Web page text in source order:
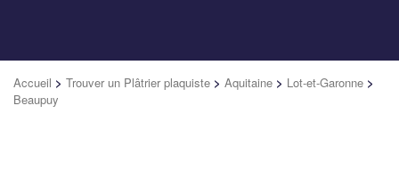
Accueil > Trouver un Plâtrier plaquiste > Aquitaine > Lot-et-Garonne >
Beaupuy